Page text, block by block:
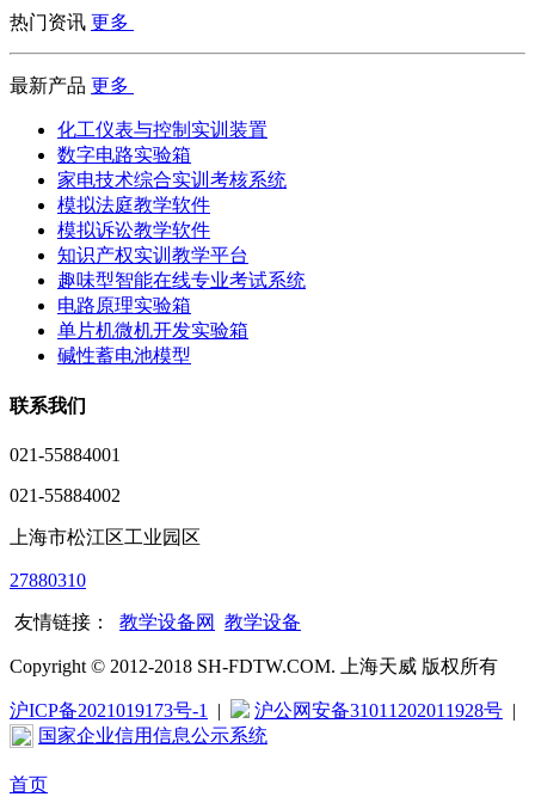
热门资讯 更多
最新产品 更多
化工仪表与控制实训装置
数字电路实验箱
家电技术综合实训考核系统
模拟法庭教学软件
模拟诉讼教学软件
知识产权实训教学平台
趣味型智能在线专业考试系统
电路原理实验箱
单片机微机开发实验箱
碱性蓄电池模型
联系我们
021-55884001
021-55884002
上海市松江区工业园区
27880310
友情链接： 教学设备网 教学设备
Copyright © 2012-2018 SH-FDTW.COM. 上海天威 版权所有
沪ICP备2021019173号-1 沪公网安备31011202011928号
国家企业信用信息公示系统
首页